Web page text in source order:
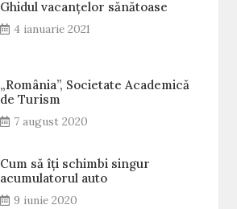
Ghidul vacanțelor sănătoase
4 ianuarie 2021
„România”, Societate Academică
de Turism
7 august 2020
Cum să îți schimbi singur
acumulatorul auto
9 iunie 2020